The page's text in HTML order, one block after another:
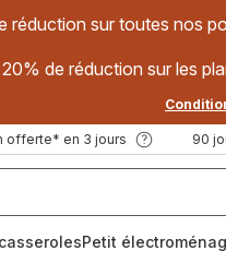
réduction sur toutes nos
de réduction sur les
offerte* en 3 jours 90
Petit